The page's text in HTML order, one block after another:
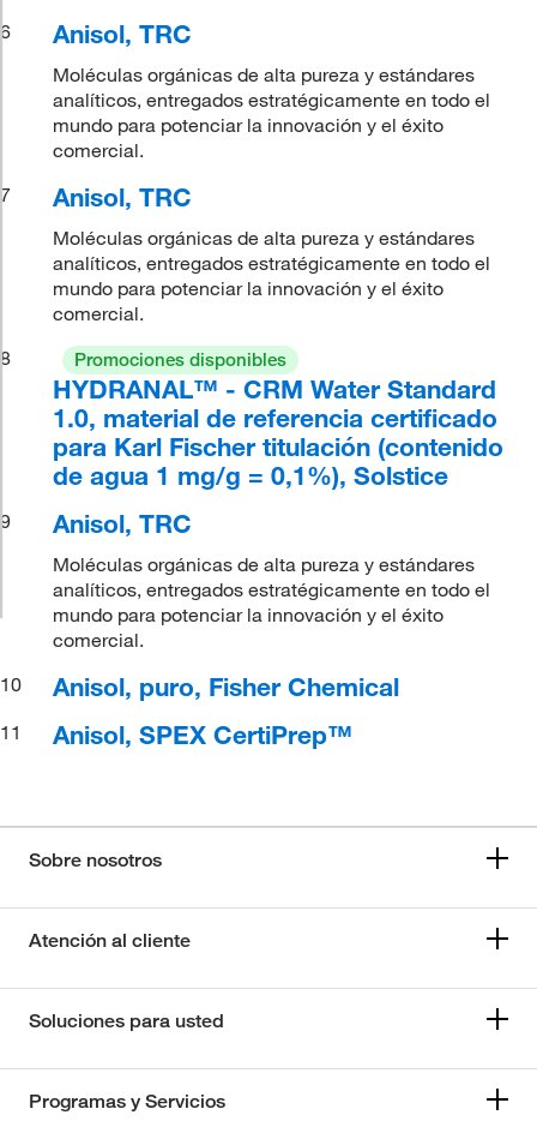
6
Anisol, TRC
Moléculas orgánicas de alta pureza y estándares
analíticos, entregados estratégicamente en todo el
mundo para potenciar la innovación y el éxito
comercial.
7
Anisol, TRC
Moléculas orgánicas de alta pureza y estándares
analíticos, entregados estratégicamente en todo el
mundo para potenciar la innovación y el éxito
comercial.
8
Promociones disponibles
HYDRANAL™ - CRM Water Standard
1.0, material de referencia certificado
para Karl Fischer titulación (contenido
de agua 1 mg/g = 0,1%), Solstice
9 Anisol, TRC
Moléculas orgánicas de alta pureza y estándares
analíticos, entregados estratégicamente en todo el
mundo para potenciar la innovación y el éxito
comercial.
10
Anisol, puro, Fisher Chemical
11 Anisol, SPEX CertiPrep™
Sobre nosotros
Atención al cliente
Soluciones para usted
Programas y Servicios